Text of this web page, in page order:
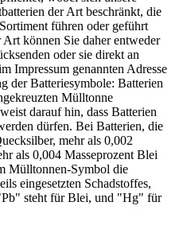
der Art beschränkt, die
führen oder geführt
können Sie daher entweder
oder sie direkt an
Impressum genannten Adresse
der Batteriesymbole: Batterien
Mülltonne
darauf hin, dass Batterien
dürfen. Bei Batterien, die
mehr als 0,002
als 0,004 Masseprozent Blei
Mülltonnen-Symbol die
eingesetzten Schadstoffes,
steht für Blei, und "Hg" für